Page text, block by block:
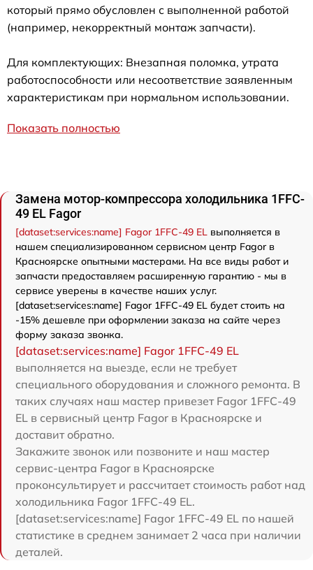
который прямо обусловлен с выполненной работой
(например, некорректный монтаж запчасти).
Для комплектующих: Внезапная поломка, утрата
работоспособности или несоответствие заявленным
характеристикам при нормальном использовании.
Показать полностью
Замена мотор-компрессора холодильника 1FFC-
49 EL Fagor
[dataset:services:name] Fagor 1FFC-49 EL выполняется в
нашем специализированном сервисном центр Fagor в
Красноярске опытными мастерами. На все виды работ и
запчасти предоставляем расширенную гарантию - мы в
сервисе уверены в качестве наших услуг.
[dataset:services:name] Fagor 1FFC-49 EL будет стоить на
-15% дешевле при оформлении заказа на сайте через
форму заказа звонка.
[dataset:services:name] Fagor 1FFC-49 EL
выполняется на выезде, если не требует
специального оборудования и сложного ремонта. В
таких случаях наш мастер привезет Fagor 1FFC-49
EL в сервисный центр Fagor в Красноярске и
доставит обратно.
Закажите звонок или позвоните и наш мастер
сервис-центра Fagor в Красноярске
проконсультирует и рассчитает стоимость работ над
холодильника Fagor 1FFC-49 EL.
[dataset:services:name] Fagor 1FFC-49 EL по нашей
статистике в среднем занимает 2 часа при наличии
деталей.